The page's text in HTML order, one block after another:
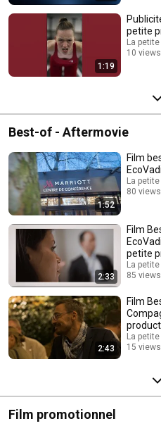
1:19
petite
La
10 views
Best-of - Aftermovie
1:52
Film
La
80 views
2:33
Film
petite
La
85 views
2:43
Film
La
15 views
Film promotionnel